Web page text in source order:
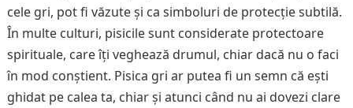
cele gri, pot fi văzute și ca simboluri de protecție subtilă.
În multe culturi, pisicile sunt considerate protectoare
spirituale, care îți veghează drumul, chiar dacă nu o faci
în mod conștient. Pisica gri ar putea fi un semn că ești
ghidat pe calea ta, chiar și atunci când nu ai dovezi clare